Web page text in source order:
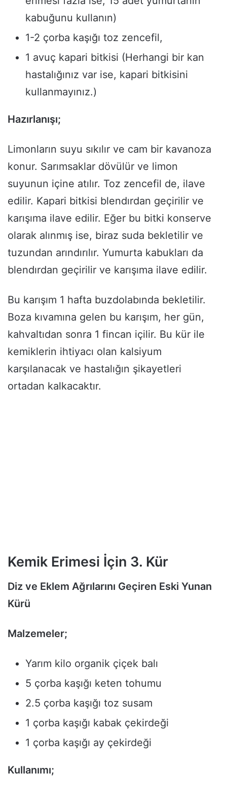
kabuğunu kullanın)
1-2 çorba kaşığı toz zencefil,
1 avuç kapari bitkisi (Herhangi bir kan
hastalığınız var ise, kapari bitkisini
kullanmayınız.)
Hazırlanışı;
Limonların suyu sıkılır ve cam bir kavanoza
konur. Sarımsaklar dövülür ve limon
suyunun içine atılır. Toz zencefil de, ilave
edilir. Kapari bitkisi blendırdan geçirilir ve
karışıma ilave edilir. Eğer bu bitki konserve
olarak alınmış ise, biraz suda bekletilir ve
tuzundan arındırılır. Yumurta kabukları da
blendırdan geçirilir ve karışıma ilave edilir.
Bu karışım 1 hafta buzdolabında bekletilir.
Boza kıvamına gelen bu karışım, her gün,
kahvaltıdan sonra 1 fincan içilir. Bu kür ile
kemiklerin ihtiyacı olan kalsiyum
karşılanacak ve hastalığın şikayetleri
ortadan kalkacaktır.
Kemik Erimesi İçin 3. Kür
Diz ve Eklem Ağrılarını Geçiren Eski Yunan
Kürü
Malzemeler;
Yarım kilo organik çiçek balı
5 çorba kaşığı keten tohumu
2.5 çorba kaşığı toz susam
1 çorba kaşığı kabak çekirdeği
1 çorba kaşığı ay çekirdeği
Kullanımı;